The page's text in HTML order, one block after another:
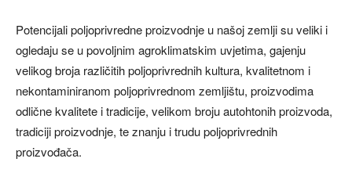
Potencijali poljoprivredne proizvodnje u našoj zemlji su veliki i
ogledaju se u povoljnim agroklimatskim uvjetima, gajenju
velikog broja različitih poljoprivrednih kultura, kvalitetnom i
nekontaminiranom poljoprivrednom zemljištu, proizvodima
odlične kvalitete i tradicije, velikom broju autohtonih proizvoda,
tradiciji proizvodnje, te znanju i trudu poljoprivrednih
proizvođača.